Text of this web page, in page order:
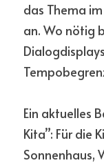
das Thema
an. Wo nötig
Ein aktuelles
Kita”: Für die
Sonnenhaus,